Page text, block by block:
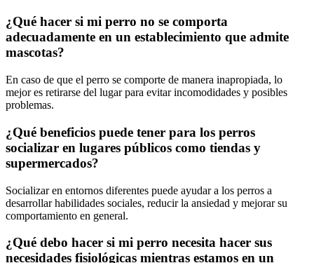
¿Qué hacer si mi perro no se comporta
adecuadamente en un establecimiento que admite
mascotas?
En caso de que el perro se comporte de manera inapropiada, lo
mejor es retirarse del lugar para evitar incomodidades y posibles
problemas.
¿Qué beneficios puede tener para los perros
socializar en lugares públicos como tiendas y
supermercados?
Socializar en entornos diferentes puede ayudar a los perros a
desarrollar habilidades sociales, reducir la ansiedad y mejorar su
comportamiento en general.
¿Qué debo hacer si mi perro necesita hacer sus
necesidades fisiológicas mientras estamos en un